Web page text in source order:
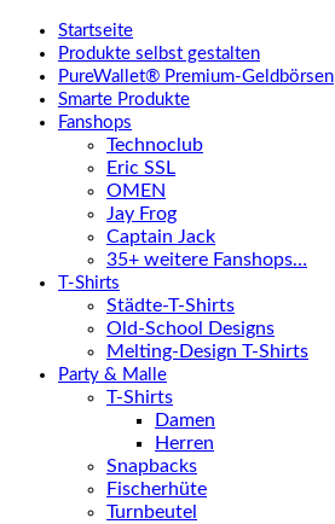
Startseite
Produkte selbst gestalten
PureWallet® Premium-Geldbörsen
Smarte Produkte
Fanshops
Technoclub
Eric SSL
OMEN
Jay Frog
Captain Jack
35+ weitere Fanshops…
T-Shirts
Städte-T-Shirts
Old-School Designs
Melting-Design T-Shirts
Party & Malle
T-Shirts
Damen
Herren
Snapbacks
Fischerhüte
Turnbeutel